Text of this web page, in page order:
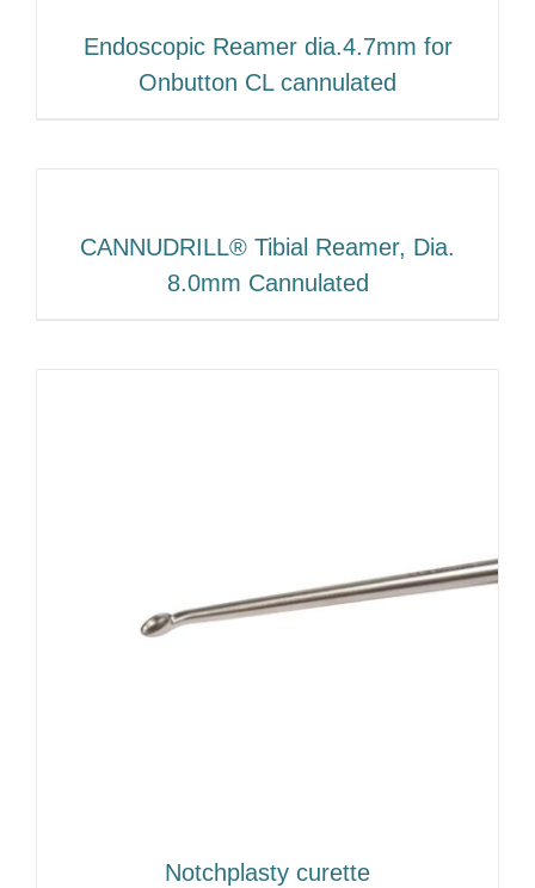
Endoscopic Reamer dia.4.7mm for
Onbutton CL cannulated
CANNUDRILL® Tibial Reamer, Dia.
8.0mm Cannulated
Notchplasty curette